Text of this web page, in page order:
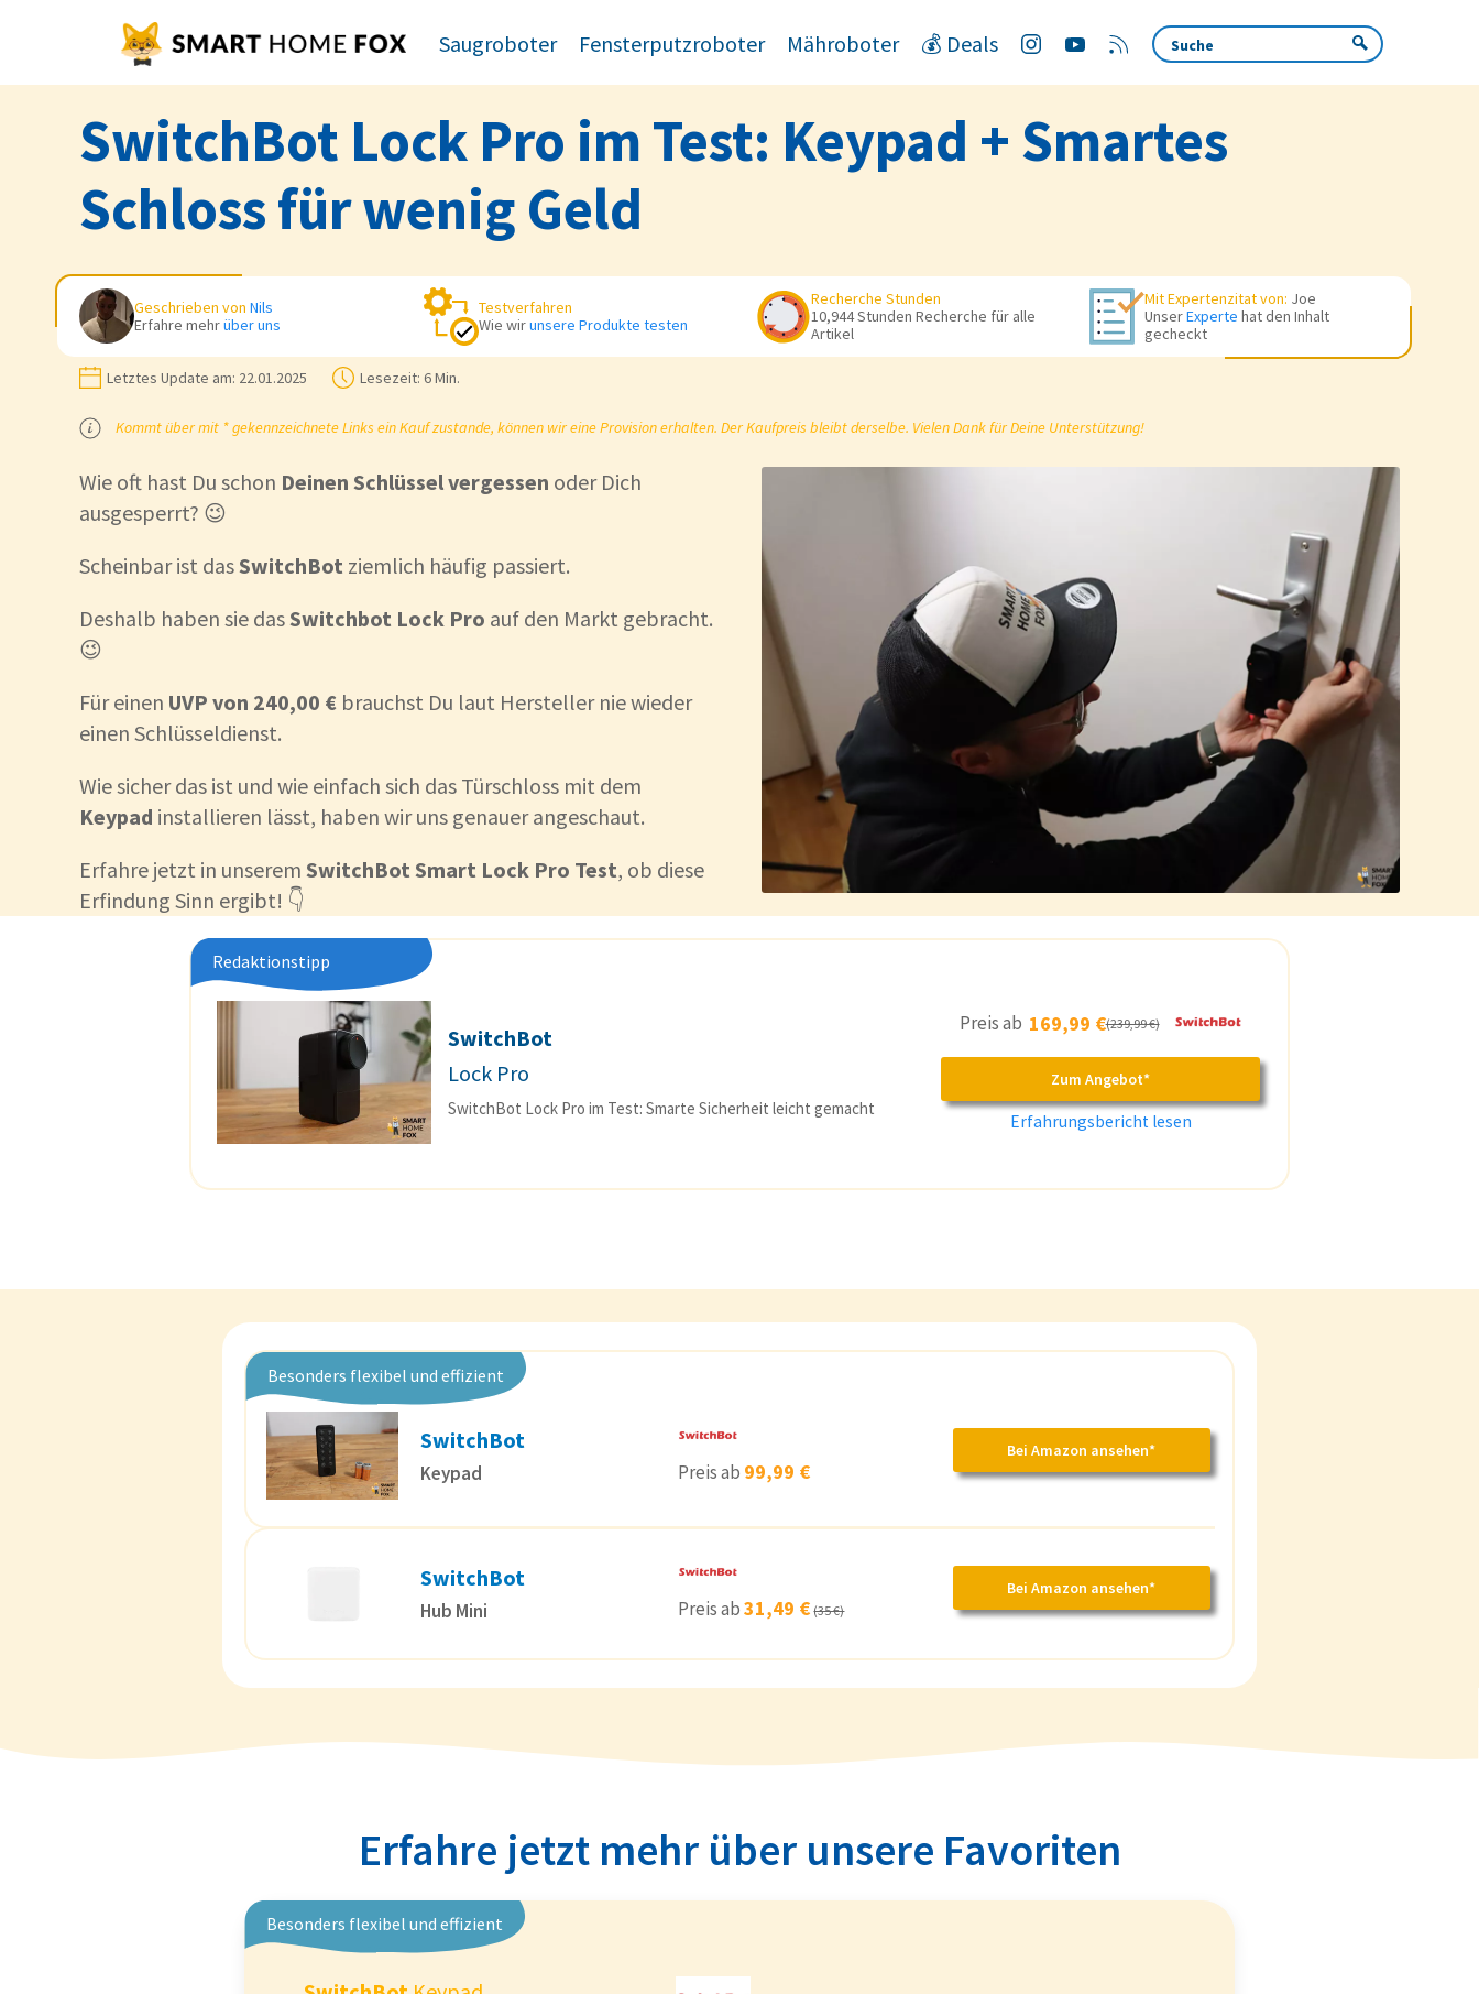
Saugroboter Fensterputzroboter Mähroboter 💰 Deals
SwitchBot Lock Pro im Test: Keypad + Smartes
Schloss für wenig Geld
Geschrieben von Nils
Erfahre mehrüber uns
Testverfahren
Wie wirunsere Produkte testen
Recherche Stunden
10,944 Stunden Recherche für alle
Artikel
Mit Expertenzitat von: Joe
UnserExperte hat den Inhalt
gecheckt
Letztes Update am: 22.01.2025 Lesezeit: 6 Min.
Kommt über mit * gekennzeichnete Links ein Kauf zustande, können wir eine Provision erhalten. Der Kaufpreis bleibt derselbe. Vielen Dank für Deine Unterstützung!
Wie oft hast Du schon Deinen Schlüssel vergessen oder Dich
ausgesperrt? 😉
Scheinbar ist dasSwitchBot ziemlich häufig passiert.
Deshalb haben sie dasSwitchbot Lock Pro auf den Markt gebracht.
😉
Für einen UVP von 240,00 € brauchst Du laut Hersteller nie wieder
einen Schlüsseldienst.
Wie sicher das ist und wie einfach sich das Türschloss mit dem
Keypad installieren lässt, haben wir uns genauer angeschaut.
Erfahre jetzt in unserem SwitchBot Smart Lock Pro Test, ob diese
Erfindung Sinn ergibt! 👇
Redaktionstipp
SwitchBot
Lock Pro
SwitchBot Lock Pro im Test: Smarte Sicherheit leicht gemacht
Preis ab 169,99 €(239,99 €)
Zum Angebot*
Erfahrungsbericht lesen
Besonders flexibel und effizient
SwitchBot
Keypad Preis ab 99,99 €
Bei Amazon ansehen*
SwitchBot
Hub Mini Preis ab31,49 € (35 €)
Bei Amazon ansehen*
Erfahre jetzt mehr über unsere Favoriten
Besonders flexibel und effizient